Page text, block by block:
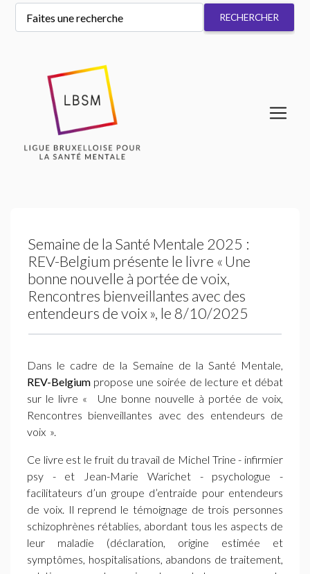
Semaine de la Santé Mentale 2025 :
REV-Belgium présente le livre «Une
bonne nouvelle à portée de voix,
Rencontres bienveillantes avec des
entendeurs de voix», le 8/10/2025
Dans le cadre de la Semaine de la Santé Mentale,
REV-Belgium propose une soirée de lecture et débat
sur le livre «
Une bonne nouvelle à portée de voix,
Rencontres bienveillantes avec des entendeurs de
voix ».
Ce livre est le fruit du travail de Michel Trine - infirmier
psy - et Jean-Marie Warichet - psychologue -
facilitateurs d’un groupe d’entraide pour entendeurs
de voix. Il reprend le témoignage de trois personnes
schizophrènes rétablies, abordant tous les aspects de
leur maladie (déclaration, origine estimée et
symptômes, hospitalisations, abandons de traitement,